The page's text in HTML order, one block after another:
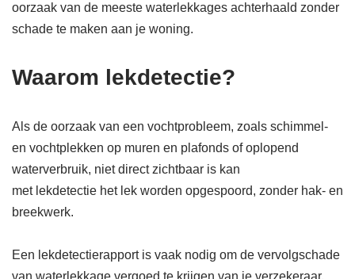
oorzaak van de meeste waterlekkages achterhaald zonder
schade te maken aan je woning.
Waarom lekdetectie?
Als de oorzaak van een vochtprobleem, zoals schimmel-
en vochtplekken op muren en plafonds of oplopend
waterverbruik, niet direct zichtbaar is kan
met lekdetectie het lek worden opgespoord, zonder hak- en
breekwerk.
Een lekdetectierapport is vaak nodig om de vervolgschade
van waterlekkage vergoed te krijgen van je verzekeraar.